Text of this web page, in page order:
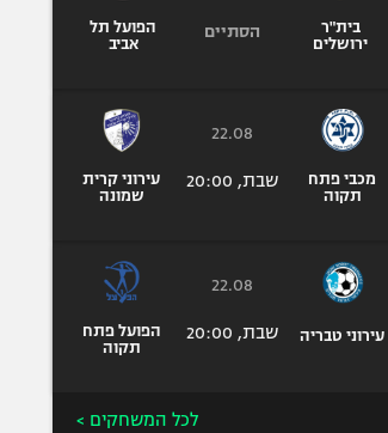
בית"ר
ירושלים
הסתיים
הפועל תל
אביב
מכבי פתח
תקוה
22.08
שבת, 20:00
עירוני קרית
שמונה
עירוני טבריה
22.08
שבת, 20:00
הפועל פתח
תקוה
לכל המשחקים >